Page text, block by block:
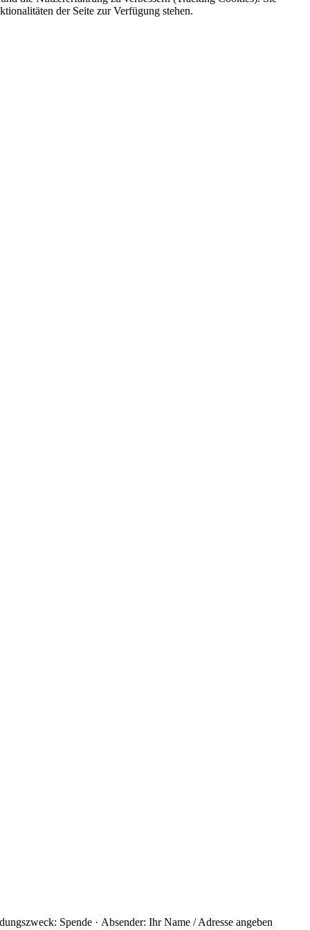
Spende · Absender: Ihr Name / Adresse angeben
der Seite zur Verfügung stehen.